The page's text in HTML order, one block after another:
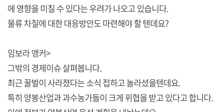
에 영향을 미칠 수 있다는 우려가 나오고 있습니다.
물류 차질에 대한 대응방안도 마련해야 할 텐데요?
임보라 앵커>
그밖의 경제이슈 살펴봅니다.
최근 꿀벌이 사라졌다는 소식 접하고 놀라셨을텐데요.
특히 양봉산업과 과수농가들이 크게 위협을 받고 있다고 합니다.